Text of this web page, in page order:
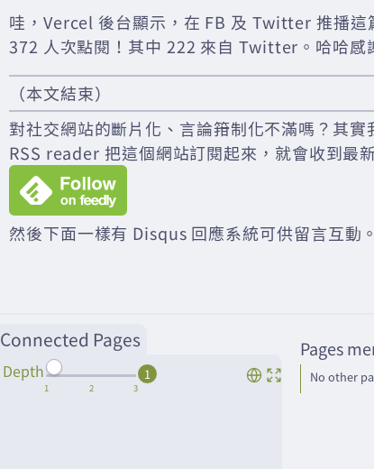
哇，Vercel 後台顯示，在 FB 及 Twitter 推播
372 人次點閱！其中 222 來自 Twitter。哈哈感
（本文結束）
對社交網站的斷片化、言論箝制化不滿嗎？其
RSS reader 把這個網站訂閱起來，就會收到最
然後下面一樣有 Disqus 回應系統可供留言互動。
Connected Pages
Depth 1
Pages
No other